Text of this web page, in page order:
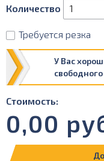
Количество
Требуется резка
У Вас
Стоимость:
0,00